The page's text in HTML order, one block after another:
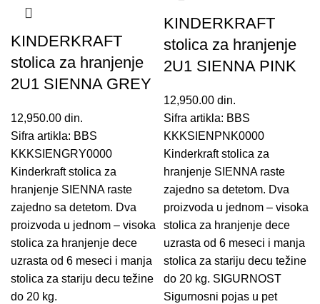
KINDERKRAFT
stolica za hranjenje
2U1 SIENNA GREY
12,950.00 din.
Sifra artikla: BBS
KKKSIENGRY0000
Kinderkraft stolica za
hranjenje SIENNA raste
zajedno sa detetom. Dva
proizvoda u jednom – visoka
stolica za hranjenje dece
uzrasta od 6 meseci i manja
stolica za stariju decu težine
do 20 kg.
KINDERKRAFT
stolica za hranjenje
2U1 SIENNA PINK
12,950.00 din.
Sifra artikla: BBS
KKKSIENPNK0000
Kinderkraft stolica za
hranjenje SIENNA raste
zajedno sa detetom. Dva
proizvoda u jednom – visoka
stolica za hranjenje dece
uzrasta od 6 meseci i manja
stolica za stariju decu težine
do 20 kg. SIGURNOST
Sigurnosni pojas u pet